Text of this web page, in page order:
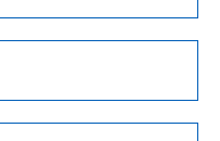
Cd Cr(VI)
No No
認証/適合状況ページへ
ージからご検索ください